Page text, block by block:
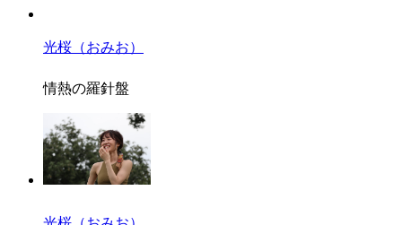
光桜（おみお）
情熱の羅針盤